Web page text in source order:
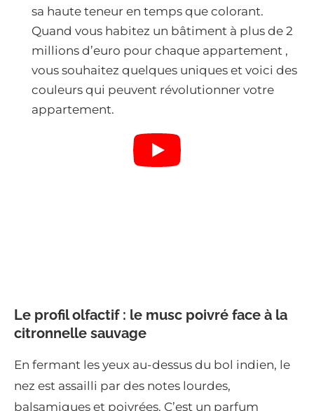
sa haute teneur en temps que colorant.
Quand vous habitez un bâtiment à plus de 2
millions d’euro pour chaque appartement ,
vous souhaitez quelques uniques et voici des
couleurs qui peuvent révolutionner votre
appartement.
Le profil olfactif : le musc poivré face à la
citronnelle sauvage
En fermant les yeux au-dessus du bol indien, le
nez est assailli par des notes lourdes,
balsamiques et poivrées. C’est un parfum